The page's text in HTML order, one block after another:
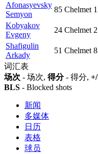
Afonasyevsky
Semyon
85 Chelmet
Kobyakov
Evgeny
24 Chelmet 2
Shafigulin
Arkady
51 Chelmet 8
词汇表
场次 - 场次, 得分- 得分,
BLS - Blocked shots
新闻
多媒体
日历
表格
球员